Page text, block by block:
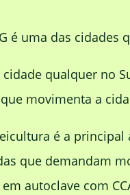
é uma das cidades
qualquer no
movimenta a
é a
que demandam
autoclave com